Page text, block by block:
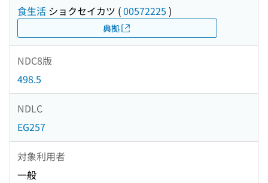
食生活 ショクセイカツ (00572225 )
典拠
NDC8版
498.5
NDLC
EG257
対象利用者
一般